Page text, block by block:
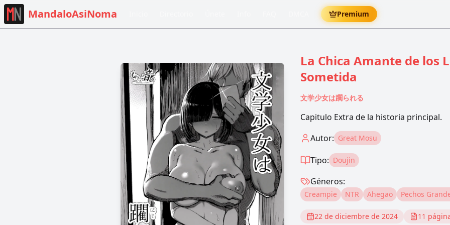
MandaloAsiNoma Premium
La Chica Amante de los
Sometida
文学少女は躙られる
Capitulo Extra de la historia principal.
Autor: Great Mosu
Tipo: Doujin
Géneros:
Creampie NTR Ahegao Pechos
22 de diciembre de 2024 11